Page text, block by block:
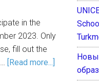
in the
2023. Only
fill out the
[Read more...]